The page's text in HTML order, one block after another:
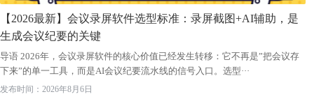
【2026最新】会议录屏软件选型标准：录屏截图+AI辅助，是
生成会议纪要的关键
导语 2026年，会议录屏软件的核心价值已经发生转移：它不再是”把会议存
下来”的单一工具，而是AI会议纪要流水线的信号入口。选型···
发布时间：2026年8月6日